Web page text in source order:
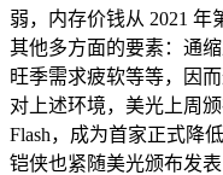
弱，内存价钱从 2021 年
其他多方面的要素：通
旺季需求疲软等等，因
对上述环境，美光上周
Flash，成为首家正式降
铠侠也紧随美光颁布发